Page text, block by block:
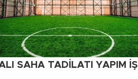
SAHA TADİLATI YAPIM İŞİ